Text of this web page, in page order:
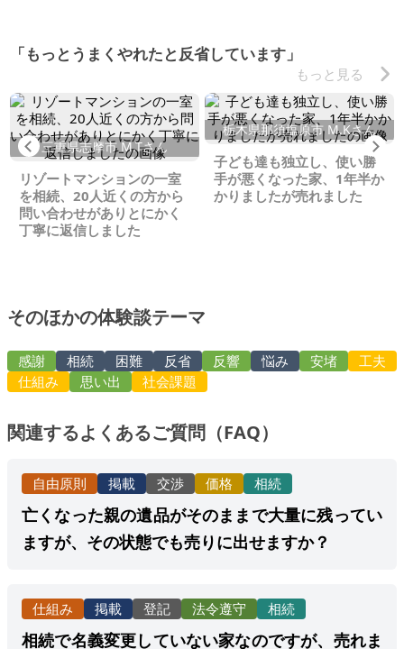
「もっとうまくやれたと反省しています」
もっと見る
Previous
三重県志摩市 M.Tさん
リゾートマンションの一室
を相続、20人近くの方から
問い合わせがありとにかく
丁寧に返信しました
栃木県那須塩原市 M.Kさん
子ども達も独立し、使い勝
手が悪くなった家、1年半か
かりましたが売れました
そのほかの体験談テーマ
感謝 相続 困難 反省 反響 悩み 安堵
工夫
仕組み
思い出 社会課題
関連するよくあるご質問（FAQ）
自由原則 掲載 交渉 価格 相続
亡くなった親の遺品がそのままで大量に残ってい
ますが、その状態でも売りに出せますか？
仕組み 掲載 登記 法令遵守 相続
相続で名義変更していない家なのですが、売れま